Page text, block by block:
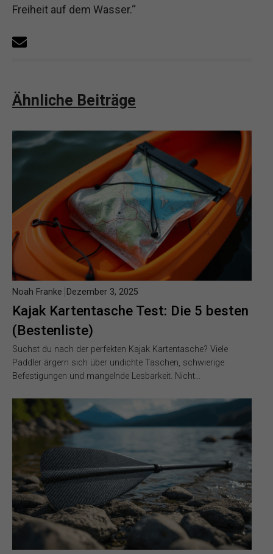
Freiheit auf dem Wasser.“
Ähnliche Beiträge
Kajak Kartentasche Test: Die 5 besten
(Bestenliste)
Noah Franke Dezember 3, 2025
Suchst du nach der perfekten Kajak Kartentasche? Viele
Paddler ärgern sich über undichte Taschen, schwierige
Befestigungen und mangelnde Lesbarkeit. Nicht…